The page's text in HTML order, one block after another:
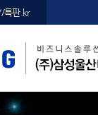
특판.kr